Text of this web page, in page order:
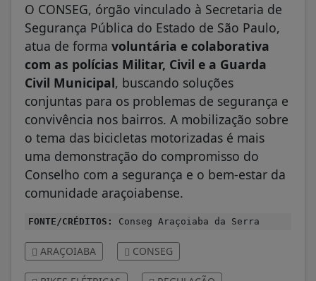
O CONSEG, órgão vinculado à Secretaria de
Segurança Pública do Estado de São Paulo,
atua de forma voluntária e colaborativa
com as polícias Militar, Civil e a Guarda
Civil Municipal, buscando soluções
conjuntas para os problemas de segurança e
convivência nos bairros. A mobilização sobre
o tema das bicicletas motorizadas é mais
uma demonstração do compromisso do
Conselho com a segurança e o bem-estar da
comunidade araçoiabense.
FONTE/CRÉDITOS: Conseg Araçoiaba da Serra
ARAÇOIABA CONSEG